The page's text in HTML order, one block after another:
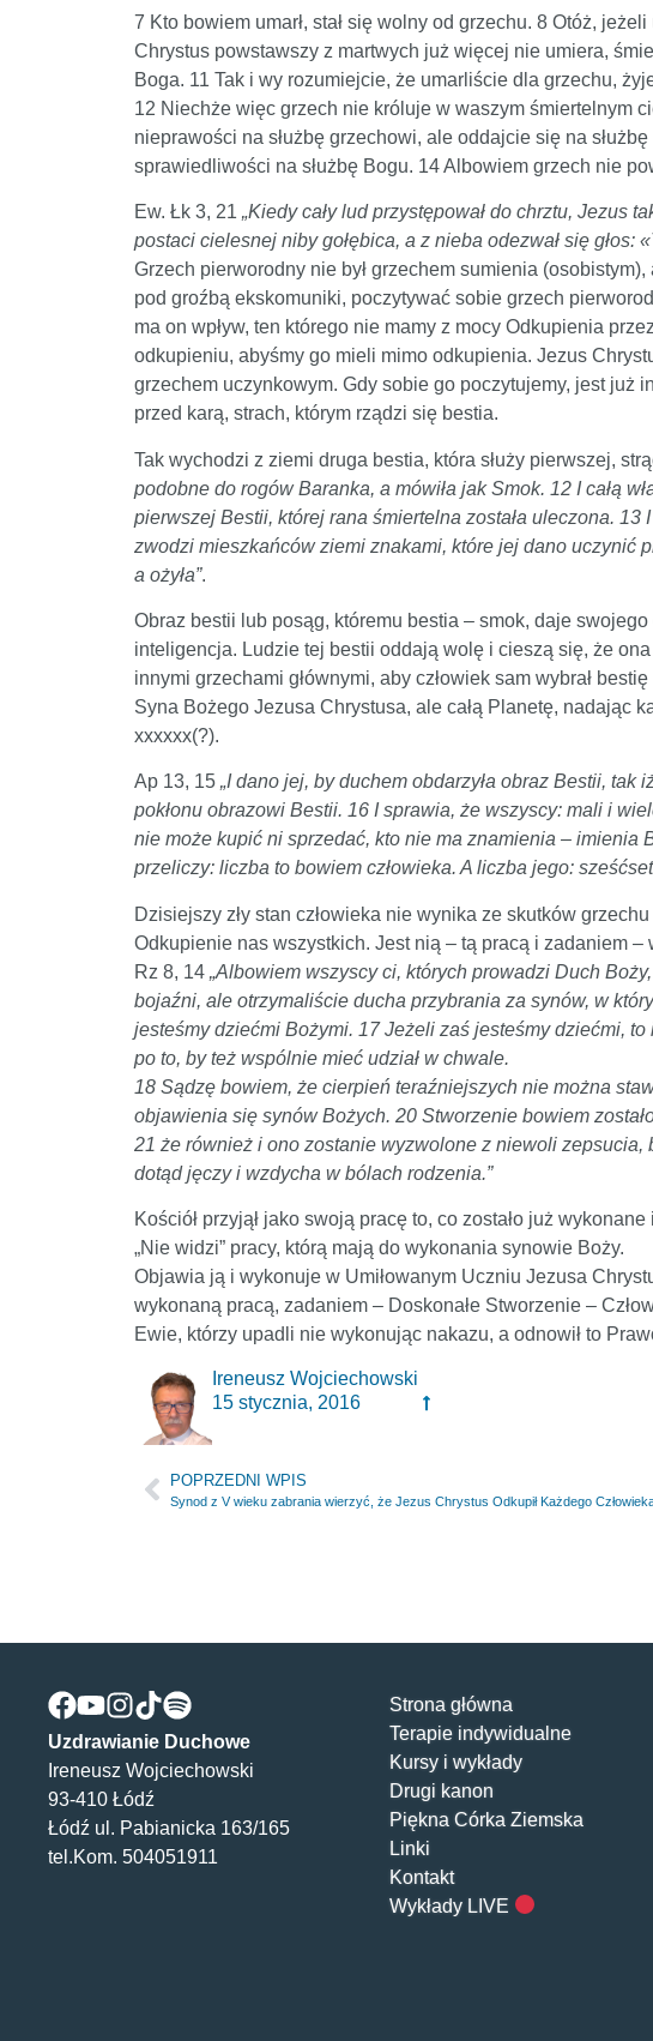
7 Kto bowiem umarł, stał się wolny od grzechu. 8 Otóż,
Chrystus powstawszy z martwych już więcej nie umiera,
Boga. 11 Tak i wy rozumiejcie, że umarliście dla grzechu,
12 Niechże więc grzech nie króluje w waszym śmiertelnym
nieprawości na służbę grzechowi, ale oddajcie się na
sprawiedliwości na służbę Bogu. 14 Albowiem grzech nie
Ew. Łk 3, 21 „Kiedy cały lud przystępował do chrztu, Jezus
postaci cielesnej niby gołębica, a z nieba odezwał się
Grzech pierworodny nie był grzechem sumienia
pod groźbą ekskomuniki, poczytywać sobie grzech
ma on wpływ, ten którego nie mamy z mocy Odkupienia
odkupieniu, abyśmy go mieli mimo odkupienia. Jezus
grzechem uczynkowym. Gdy sobie go poczytujemy, jest już
przed karą, strach, którym rządzi się bestia.
Tak wychodzi z ziemi druga bestia, która służy pierwszej,
podobne do rogów Baranka, a mówiła jak Smok. 12 I całą
pierwszej Bestii, której rana śmiertelna została uleczona.
zwodzi mieszkańców ziemi znakami, które jej dano uczynić
a ożyła”.
Obraz bestii lub posąg, któremu bestia – smok, daje
inteligencja. Ludzie tej bestii oddają wolę i cieszą się, że
innymi grzechami głównymi, aby człowiek sam wybrał
Syna Bożego Jezusa Chrystusa, ale całą Planetę, nadając
xxxxxx(?).
Ap 13, 15 „I dano jej, by duchem obdarzyła obraz Bestii,
pokłonu obrazowi Bestii. 16 I sprawia, że wszyscy: mali i
nie może kupić ni sprzedać, kto nie ma znamienia – imienia
przeliczy: liczba to bowiem człowieka. A liczba jego:
Dzisiejszy zły stan człowieka nie wynika ze skutków
Odkupienie nas wszystkich. Jest nią – tą pracą i zadaniem
Rz 8, 14 „Albowiem wszyscy ci, których prowadzi Duch
bojaźni, ale otrzymaliście ducha przybrania za synów, w
jesteśmy dziećmi Bożymi. 17 Jeżeli zaś jesteśmy dziećmi,
po to, by też wspólnie mieć udział w chwale.
18 Sądzę bowiem, że cierpień teraźniejszych nie można
objawienia się synów Bożych. 20 Stworzenie bowiem
21 że również i ono zostanie wyzwolone z niewoli
dotąd jęczy i wzdycha w bólach rodzenia.”
Kościół przyjął jako swoją pracę to, co zostało już
„Nie widzi” pracy, którą mają do wykonania synowie Boży.
Objawia ją i wykonuje w Umiłowanym Uczniu Jezusa
wykonaną pracą, zadaniem – Doskonałe Stworzenie –
Ewie, którzy upadli nie wykonując nakazu, a odnowił to
Ireneusz Wojciechowski
15 stycznia, 2016
POPRZEDNI WPIS
Synod z V wieku zabrania wierzyć, że Jezus Chrystus Odkupił Każdego
Uzdrawianie Duchowe
Ireneusz Wojciechowski
93-410 Łódź
Łódź ul. Pabianicka 163/165
tel.Kom. 504051911
Strona główna
Terapie indywidualne
Kursy i wykłady
Drugi kanon
Piękna Córka Ziemska
Linki
Kontakt
Wykłady LIVE